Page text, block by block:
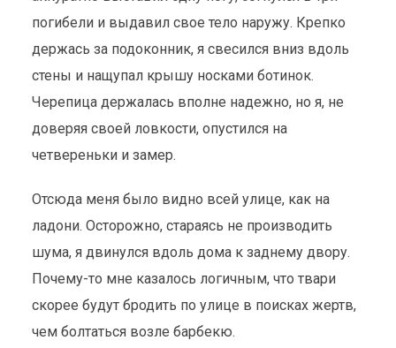
погибели и выдавил свое тело наружу. Крепко
держась за подоконник, я свесился вниз вдоль
стены и нащупал крышу носками ботинок.
Черепица держалась вполне надежно, но я, не
доверяя своей ловкости, опустился на
четвереньки и замер.
Отсюда меня было видно всей улице, как на
ладони. Осторожно, стараясь не производить
шума, я двинулся вдоль дома к заднему двору.
Почему-то мне казалось логичным, что твари
скорее будут бродить по улице в поисках жертв,
чем болтаться возле барбекю.